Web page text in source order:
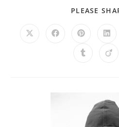
PLEASE